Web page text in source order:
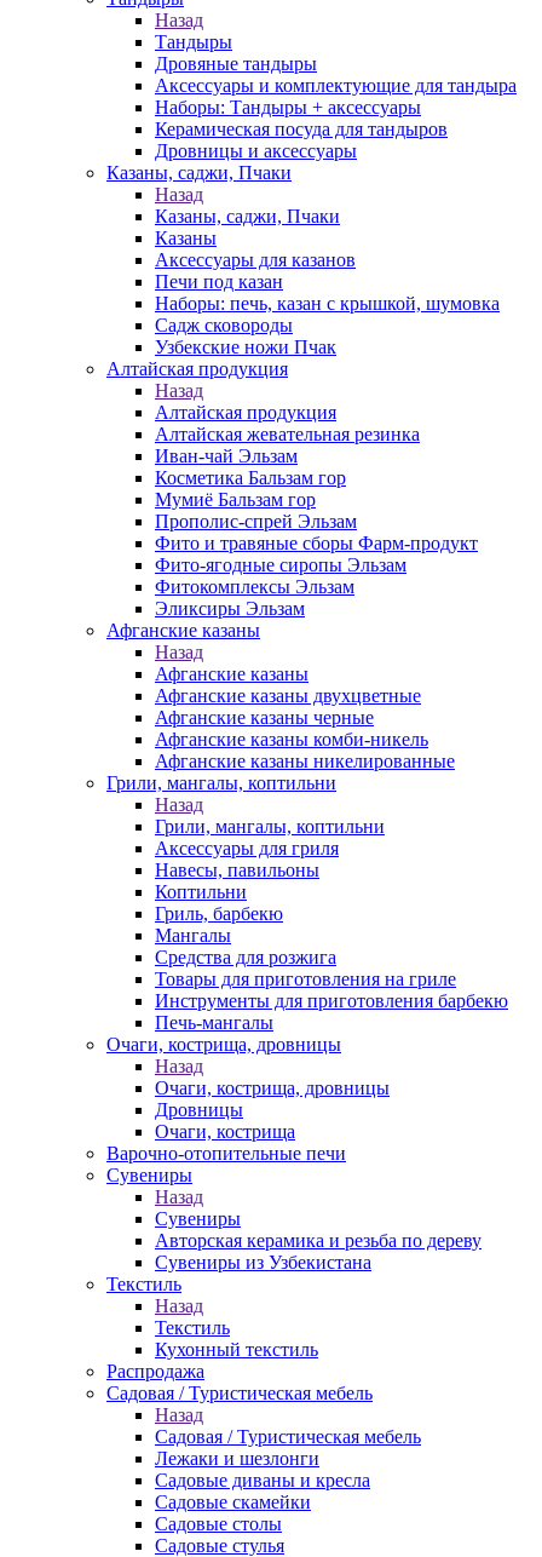
Назад
Тандыры
Дровяные тандыры
Аксессуары и комплектующие для тандыра
Наборы: Тандыры + аксессуары
Керамическая посуда для тандыров
Дровницы и аксессуары
Казаны, саджи, Пчаки
Назад
Казаны, саджи, Пчаки
Казаны
Аксессуары для казанов
Печи под казан
Наборы: печь, казан с крышкой, шумовка
Садж сковороды
Узбекские ножи Пчак
Алтайская продукция
Назад
Алтайская продукция
Алтайская жевательная резинка
Иван-чай Эльзам
Косметика Бальзам гор
Мумиё Бальзам гор
Прополис-спрей Эльзам
Фито и травяные сборы Фарм-продукт
Фито-ягодные сиропы Эльзам
Фитокомплексы Эльзам
Эликсиры Эльзам
Афганские казаны
Назад
Афганские казаны
Афганские казаны двухцветные
Афганские казаны черные
Афганские казаны комби-никель
Афганские казаны никелированные
Грили, мангалы, коптильни
Назад
Грили, мангалы, коптильни
Аксессуары для гриля
Навесы, павильоны
Коптильни
Гриль, барбекю
Мангалы
Средства для розжига
Товары для приготовления на гриле
Инструменты для приготовления барбекю
Печь-мангалы
Очаги, кострища, дровницы
Назад
Очаги, кострища, дровницы
Дровницы
Очаги, кострища
Варочно-отопительные печи
Сувениры
Назад
Сувениры
Авторская керамика и резьба по дереву
Сувениры из Узбекистана
Текстиль
Назад
Текстиль
Кухонный текстиль
Распродажа
Садовая / Туристическая мебель
Назад
Садовая / Туристическая мебель
Лежаки и шезлонги
Садовые диваны и кресла
Садовые скамейки
Садовые столы
Садовые стулья